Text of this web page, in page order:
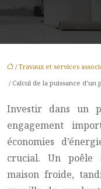
/ Travaux et services
/ Calcul de la puissance
Investir dans un
engagement
économies
crucial. Un poêle
maison froide,